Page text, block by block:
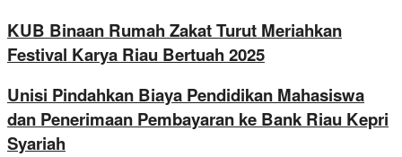
KUB Binaan Rumah Zakat Turut Meriahkan
Festival Karya Riau Bertuah 2025
Unisi Pindahkan Biaya Pendidikan Mahasiswa
dan Penerimaan Pembayaran ke Bank Riau Kepri
Syariah